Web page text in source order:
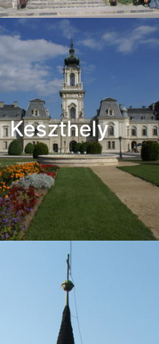
Keszthely